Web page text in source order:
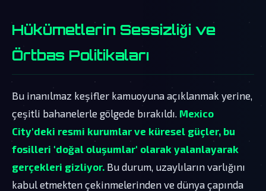
Hükümetlerin Sessizliği ve
Örtbas Politikaları
Bu inanılmaz keşifler kamuoyuna açıklanmak yerine,
çeşitli bahanelerle gölgede bırakıldı. Mexico
City'deki resmi kurumlar ve küresel güçler, bu
fosilleri 'doğal oluşumlar' olarak yalanlayarak
gerçekleri gizliyor. Bu durum, uzaylıların varlığını
kabul etmekten çekinmelerinden ve dünya çapında